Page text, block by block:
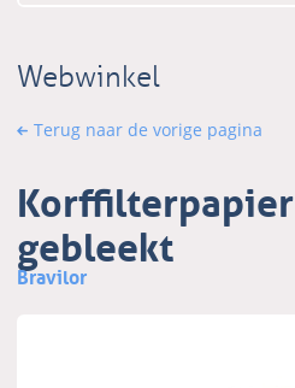
Webwinkel
Terug naar de vorige pagina
Korffilterpapier
gebleekt
Bravilor